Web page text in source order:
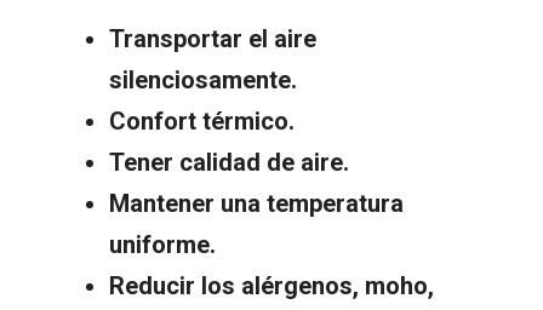
Transportar el aire
silenciosamente.
Confort térmico.
Tener calidad de aire.
Mantener una temperatura
uniforme.
Reducir los alérgenos, moho,